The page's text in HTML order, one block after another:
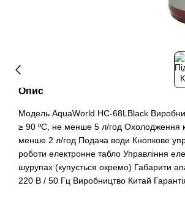
Опис
Модель AquaWorld HC-68LBlack
≥ 90 ºС, не менше 5 л/год Охолодження
менше 2 л/год Подача води Кнопкове
роботи електронне табло Управління
шурупах (купується окремо) Габарити
220 В / 50 Гц Виробництво Китай